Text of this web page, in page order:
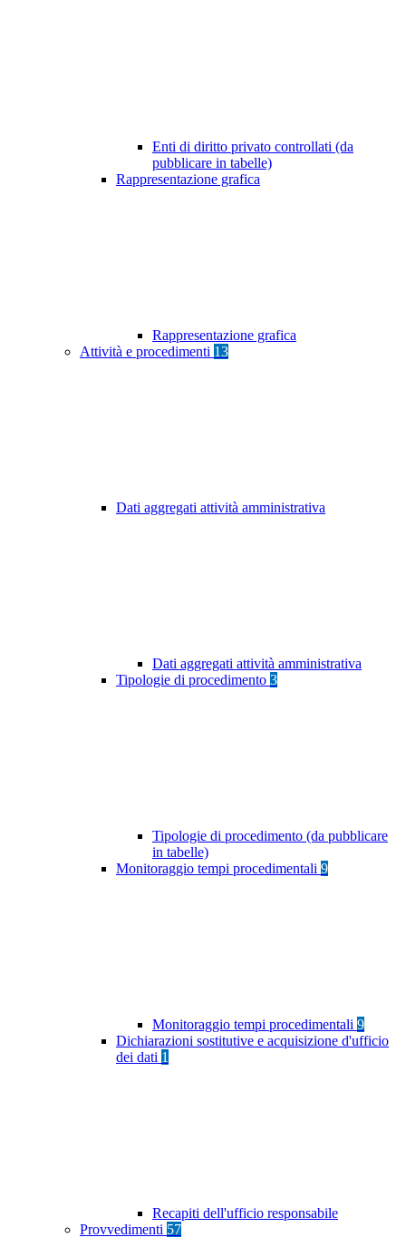
Enti di diritto privato controllati (da
pubblicare in tabelle)
Rappresentazione grafica
Rappresentazione grafica
Attività e procedimenti 13
Dati aggregati attività amministrativa
Dati aggregati attività amministrativa
Tipologie di procedimento 3
Tipologie di procedimento (da pubblicare
in tabelle)
Monitoraggio tempi procedimentali 9
Monitoraggio tempi procedimentali 9
Dichiarazioni sostitutive e acquisizione d'ufficio
dei dati 1
Recapiti dell'ufficio responsabile
Provvedimenti 57